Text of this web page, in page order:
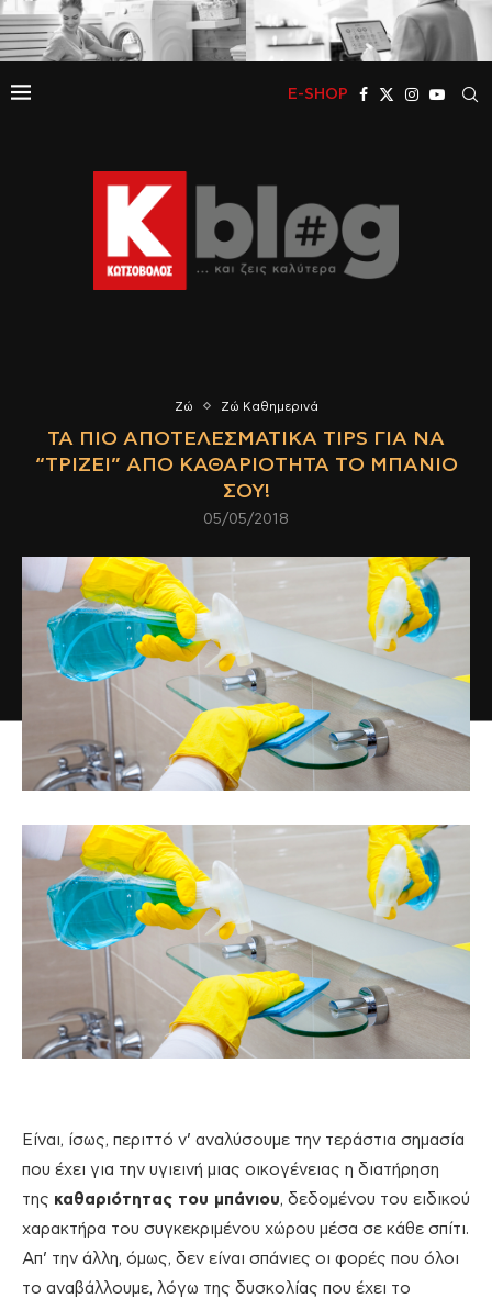
E-SHOP
Ζώ Ζώ Καθημερινά
ΤΑ ΠΙΟ ΑΠΟΤΕΛΕΣΜΑΤΙΚΆ TIPS ΓΙΑ ΝΑ
“ΤΡΊΖΕΙ” ΑΠΌ ΚΑΘΑΡΙΌΤΗΤΑ ΤΟ ΜΠΆΝΙΟ
ΣΟΥ!
05/05/2018
Είναι, ίσως, περιττό ν’ αναλύσουμε την τεράστια σημασία
που έχει για την υγιεινή μιας οικογένειας η διατήρηση
της καθαριότητας του μπάνιου, δεδομένου του ειδικού
χαρακτήρα του συγκεκριμένου χώρου μέσα σε κάθε σπίτι.
Απ’ την άλλη, όμως, δεν είναι σπάνιες οι φορές που όλοι
το αναβάλλουμε, λόγω της δυσκολίας που έχει το